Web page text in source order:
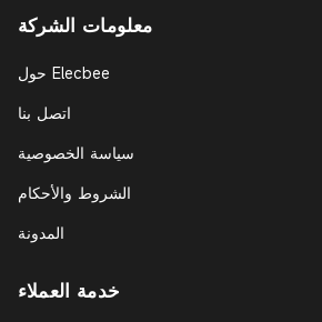
معلومات الشركة
حول Elecbee
اتصل بنا
سياسة الخصوصية
الشروط والأحكام
المدونة
خدمة العملاء